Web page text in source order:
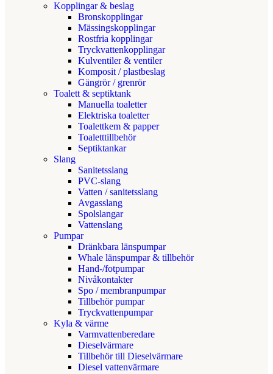
Kopplingar & beslag
Bronskopplingar
Mässingskopplingar
Rostfria kopplingar
Tryckvattenkopplingar
Kulventiler & ventiler
Komposit / plastbeslag
Gängrör / grenrör
Toalett & septiktank
Manuella toaletter
Elektriska toaletter
Toalettkem & papper
Toaletttillbehör
Septiktankar
Slang
Sanitetsslang
PVC-slang
Vatten / sanitetsslang
Avgasslang
Spolslangar
Vattenslang
Pumpar
Dränkbara länspumpar
Whale länspumpar & tillbehör
Hand-/fotpumpar
Nivåkontakter
Spo / membranpumpar
Tillbehör pumpar
Tryckvattenpumpar
Kyla & värme
Varmvattenberedare
Dieselvärmare
Tillbehör till Dieselvärmare
Diesel vattenvärmare